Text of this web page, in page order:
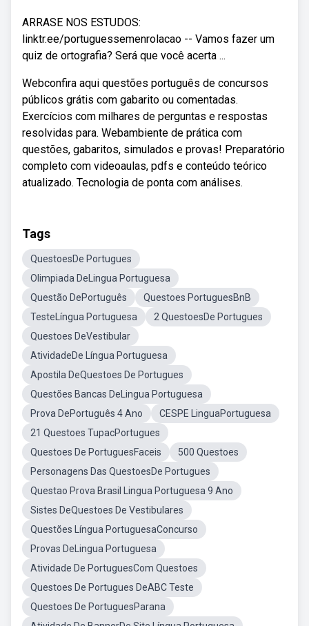
ARRASE NOS ESTUDOS:
linktr.ee/portuguessemenrolacao -- Vamos fazer um
quiz de ortografia? Será que você acerta ...
Webconfira aqui questões português de concursos
públicos grátis com gabarito ou comentadas.
Exercícios com milhares de perguntas e respostas
resolvidas para. Webambiente de prática com
questões, gabaritos, simulados e provas! Preparatório
completo com videoaulas, pdfs e conteúdo teórico
atualizado. Tecnologia de ponta com análises.
Tags
QuestoesDe Portugues
Olimpiada DeLingua Portuguesa
Questão DePortuguês
Questoes PortuguesBnB
TesteLíngua Portuguesa
2 QuestoesDe Portugues
Questoes DeVestibular
AtividadeDe Língua Portuguesa
Apostila DeQuestoes De Portugues
Questões Bancas DeLingua Portuguesa
Prova DePortuguês 4 Ano
CESPE LinguaPortuguesa
21 Questoes TupacPortugues
Questoes De PortuguesFaceis
500 Questoes
Personagens Das QuestoesDe Portugues
Questao Prova Brasil Lingua Portuguesa 9 Ano
Sistes DeQuestoes De Vestibulares
Questões Língua PortuguesaConcurso
Provas DeLingua Portuguesa
Atividade De PortuguesCom Questoes
Questoes De Portugues DeABC Teste
Questoes De PortuguesParana